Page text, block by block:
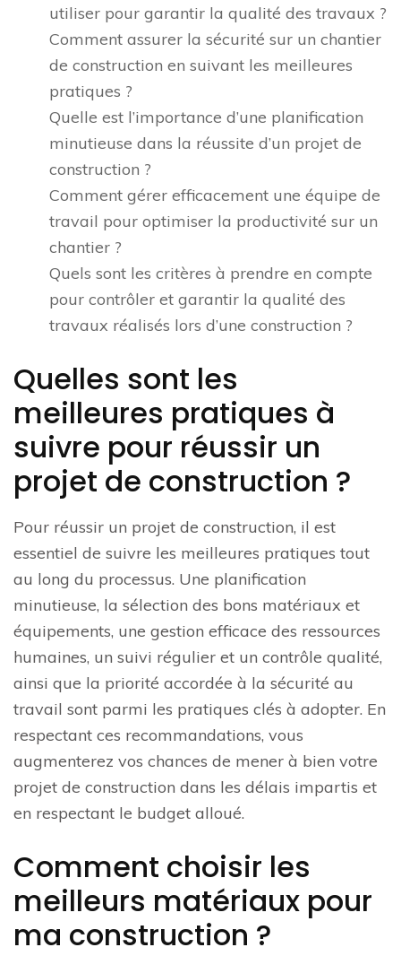
utiliser pour garantir la qualité des travaux ?
Comment assurer la sécurité sur un chantier
de construction en suivant les meilleures
pratiques ?
Quelle est l’importance d’une planification
minutieuse dans la réussite d’un projet de
construction ?
Comment gérer efficacement une équipe de
travail pour optimiser la productivité sur un
chantier ?
Quels sont les critères à prendre en compte
pour contrôler et garantir la qualité des
travaux réalisés lors d’une construction ?
Quelles sont les
meilleures pratiques à
suivre pour réussir un
projet de construction ?
Pour réussir un projet de construction, il est
essentiel de suivre les meilleures pratiques tout
au long du processus. Une planification
minutieuse, la sélection des bons matériaux et
équipements, une gestion efficace des ressources
humaines, un suivi régulier et un contrôle qualité,
ainsi que la priorité accordée à la sécurité au
travail sont parmi les pratiques clés à adopter. En
respectant ces recommandations, vous
augmenterez vos chances de mener à bien votre
projet de construction dans les délais impartis et
en respectant le budget alloué.
Comment choisir les
meilleurs matériaux pour
ma construction ?